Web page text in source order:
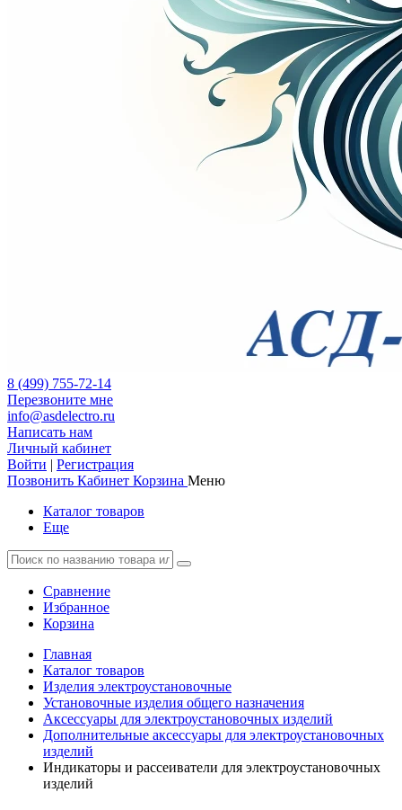
8 (499) 755-72-14
Перезвоните мне
info@asdelectro.ru
Написать нам
Личный кабинет
Войти | Регистрация
Позвонить Кабинет Корзина Меню
Каталог товаров
Еще
Сравнение
Избранное
Корзина
Главная
Каталог товаров
Изделия электроустановочные
Установочные изделия общего назначения
Аксессуары для электроустановочных изделий
Дополнительные аксессуары для электроустановочных
изделий
Индикаторы и рассеиватели для электроустановочных
изделий